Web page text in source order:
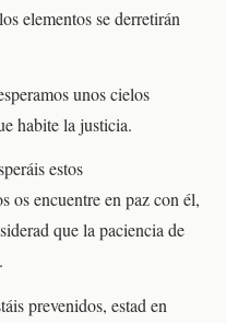
elementos se derretirán
unos cielos
habite la justicia.
estos
os encuentre en paz con él,
que la paciencia de
prevenidos, estad en